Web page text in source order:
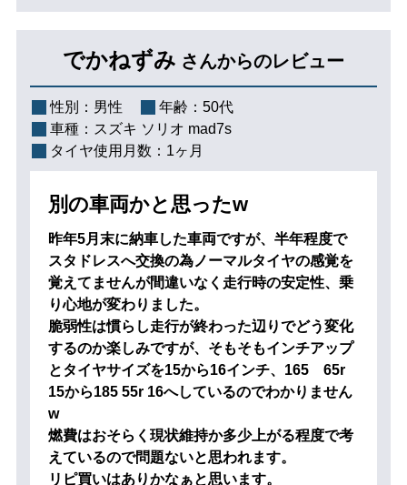
でかねずみ さんからのレビュー
性別： 男性 年齢： 50代
車種： スズキ ソリオ mad7s
タイヤ使用月数： 1ヶ月
別の車両かと思ったw
昨年5月末に納車した車両ですが、半年程度で
スタドレスへ交換の為ノーマルタイヤの感覚を
覚えてませんが間違いなく走行時の安定性、乗
り心地が変わりました。
脆弱性は慣らし走行が終わった辺りでどう変化
するのか楽しみですが、そもそもインチアップ
とタイヤサイズを15から16インチ、165 65r
15から185 55r 16へしているのでわかりません
w
燃費はおそらく現状維持か多少上がる程度で考
えているので問題ないと思われます。
リピ買いはありかなぁと思います。